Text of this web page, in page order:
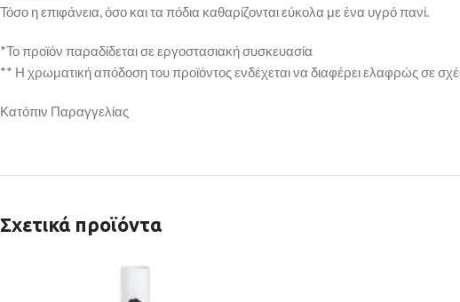
Τόσο η επιφάνεια, όσο και τα πόδια καθαρίζονται εύκολα με ένα υγρό πανί.
*Το προϊόν παραδίδεται σε εργοστασιακή συσκευασία
** Η χρωματική απόδοση του προϊόντος ενδέχεται να διαφέρει ελαφρώς σε
Κατόπιν Παραγγελίας
Σχετικά προϊόντα